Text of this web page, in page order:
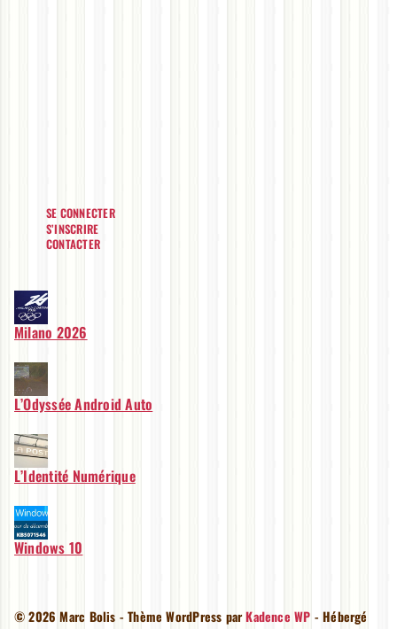
SE CONNECTER
S’INSCRIRE
CONTACTER
Milano 2026
L’Odyssée Android Auto
L’Identité Numérique
Windows 10
© 2026 Marc Bolis - Thème WordPress parKadence WP - Hébergé